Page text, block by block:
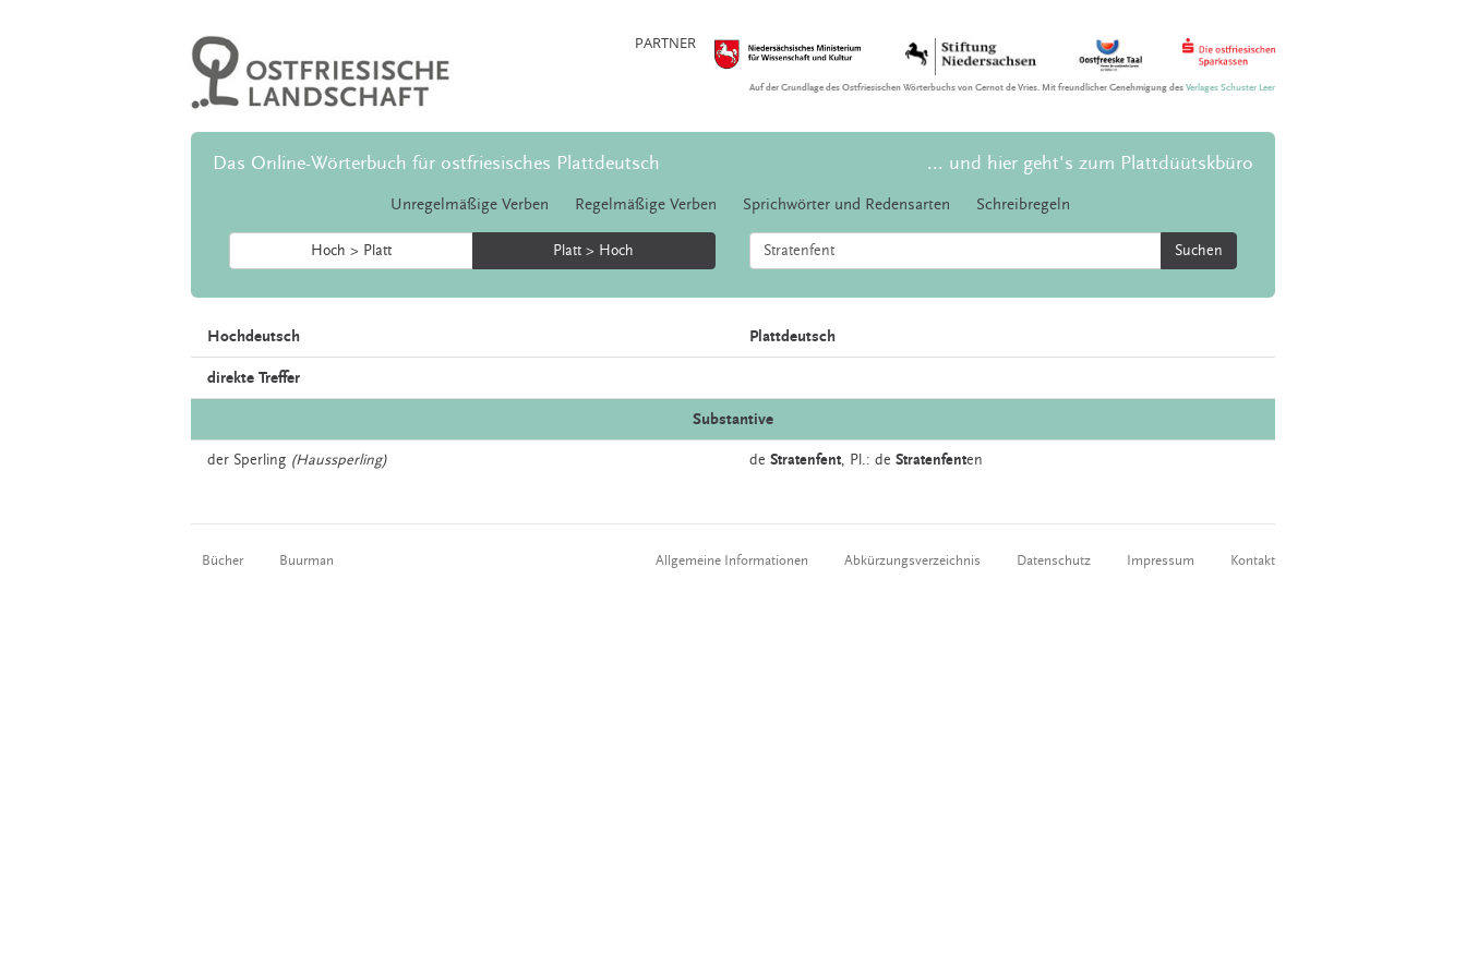
PARTNER
Auf der Grundlage des Ostfriesischen Wörterbuchs von Gernot de Vries. Mit freundlicher Genehmigung desVerlages Schuster Leer
Das Online-Wörterbuch für ostfriesisches Plattdeutsch ... und hier geht's zum Plattdüütskbüro
Unregelmäßige Verben Regelmäßige Verben Sprichwörter und Redensarten Schreibregeln
Hoch > Platt Platt > Hoch Suchen
Hochdeutsch Plattdeutsch
direkte Treffer
Substantive
der Sperling (Haussperling) de Stratenfent, Pl.: de Stratenfenten
Bücher Buurman Allgemeine Informationen Abkürzungsverzeichnis Datenschutz Impressum Kontakt